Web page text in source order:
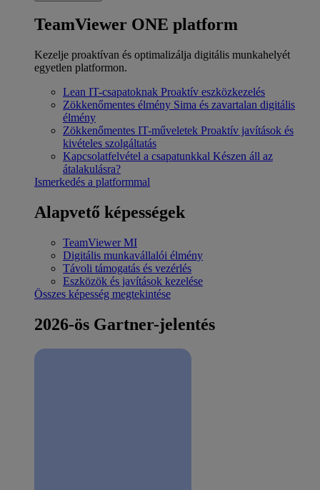
TeamViewer ONE platform
Kezelje proaktívan és optimalizálja digitális munkahelyét
egyetlen platformon.
Lean IT-csapatoknak Proaktív eszközkezelés
Zökkenőmentes élmény Sima és zavartalan digitális
élmény
Zökkenőmentes IT-műveletek Proaktív javítások és
kivételes szolgáltatás
Kapcsolatfelvétel a csapatunkkal Készen áll az
átalakulásra?
Ismerkedés a platformmal
Alapvető képességek
TeamViewer MI
Digitális munkavállalói élmény
Távoli támogatás és vezérlés
Eszközök és javítások kezelése
Összes képesség megtekintése
2026-ös Gartner-jelentés